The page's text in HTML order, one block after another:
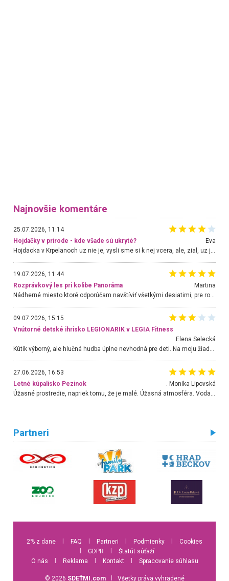
Najnovšie komentáre
25.07.2026, 11:14
Hojdačky v prírode - kde všade sú ukryté?
Eva
Hojdacka v Krpelanoch uz nie je, vysli sme si k nej vcera, ale, zial, uz je znicena. Ak sem planujete cestu len kvoli hojdacke, mozete si ju usetrit. Krasny vyhlad je tu vsak aj bez hojdacky :-)
19.07.2026, 11:44
Rozprávkový les pri kolibe Panoráma
Martina
Nádherné miesto ktoré odporúčam navštíviť všetkými desiatimi, pre rodiny s deťmi, dôchodcom... Proste a jednoducho ozaj rozprávkový les.. určite ešte prídeme. Odniesli sme si na pamiatku krásne tričká,
09.07.2026, 15:15
Vnútorné detské ihrisko LEGIONARIK v LEGIA Fitness
Elena Selecká
Kútik výborný, ale hlučná hudba úplne nevhodná pre deti. Na moju žiadosť o aspoň sušenie nereagovali.
27.06.2026, 16:53
Letné kúpalisko Pezinok
. Monika Lipovská
Úžasné prostredie, napriek tomu, že je malé. Úžasná atmosféra. Voda fantastická a nádherná. Ľudí je pomerne veľa, ale su mili a ohľaduplní. Je veľmi zaujímavé sledovať, ako dokážu spolu športovať cudzí ľudia a bez ohľadu na vek. Vládne tu pohoda. Vnuka neviem dostať z vody. Ďakujem za krásny deň . Urcite sa sem vrátim. Jediný problém je s parkovaním, ale aj ten sa mi podarilo vyriešiť. Monika Bratislava
Partneri
2% z dane FAQ Partneri Podmienky
Cookies
GDPR
Štatút súťaží
O nás
Reklama Kontakt Spracovanie súhlasu
© 2026 SDEŤMI.com Všetky práva vyhradené